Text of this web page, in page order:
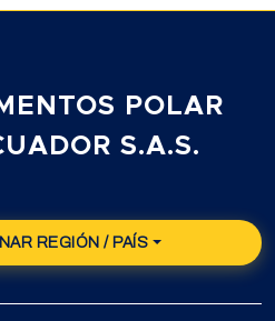
POLAR
S.A.S.
REGIÓN / PAÍS